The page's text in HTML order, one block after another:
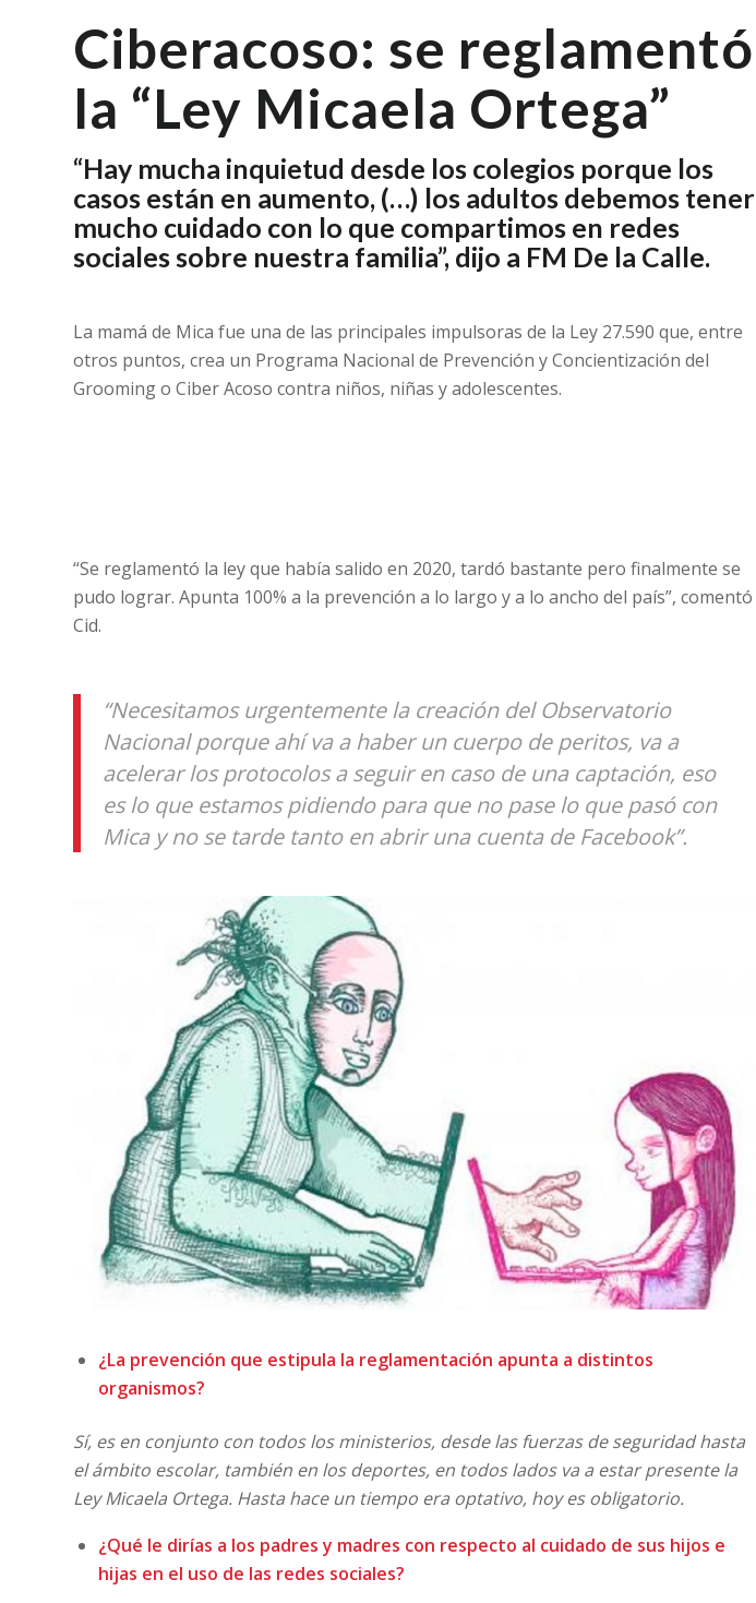
Ciberacoso: se reglamentó
la “Ley Micaela Ortega”
“Hay mucha inquietud desde los colegios porque los
casos están en aumento, (…) los adultos debemos tener
mucho cuidado con lo que compartimos en redes
sociales sobre nuestra familia”, dijo a FM De la Calle.
La mamá de Mica fue una de las principales impulsoras de la Ley 27.590 que, entre
otros puntos, crea un Programa Nacional de Prevención y Concientización del
Grooming o Ciber Acoso contra niños, niñas y adolescentes.
“Se reglamentó la ley que había salido en 2020, tardó bastante pero finalmente se
pudo lograr. Apunta 100% a la prevención a lo largo y a lo ancho del país”, comentó
Cid.
“Necesitamos urgentemente la creación del Observatorio
Nacional porque ahí va a haber un cuerpo de peritos, va a
acelerar los protocolos a seguir en caso de una captación, eso
es lo que estamos pidiendo para que no pase lo que pasó con
Mica y no se tarde tanto en abrir una cuenta de Facebook”.
¿La prevención que estipula la reglamentación apunta a distintos
organismos?
Sí, es en conjunto con todos los ministerios, desde las fuerzas de seguridad hasta
el ámbito escolar, también en los deportes, en todos lados va a estar presente la
Ley Micaela Ortega. Hasta hace un tiempo era optativo, hoy es obligatorio.
¿Qué le dirías a los padres y madres con respecto al cuidado de sus hijos e
hijas en el uso de las redes sociales?